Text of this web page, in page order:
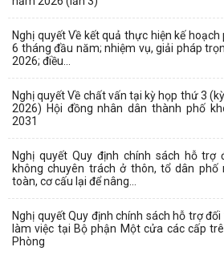
Nghị quyết Về kết quả thực hiện kế
6 tháng đầu năm; nhiệm vụ, giải pháp
2026; điều...
Nghị quyết Về chất vấn tại kỳ họp thứ 3
2026) Hội đồng nhân dân thành phố
2031
Nghị quyết Quy định chính sách hỗ trợ
không chuyên trách ở thôn, tổ dân phố
toàn, cơ cấu lại để nâng...
Nghị quyết Quy định chính sách hỗ trợ
làm việc tại Bộ phận Một cửa các cấp
Phòng